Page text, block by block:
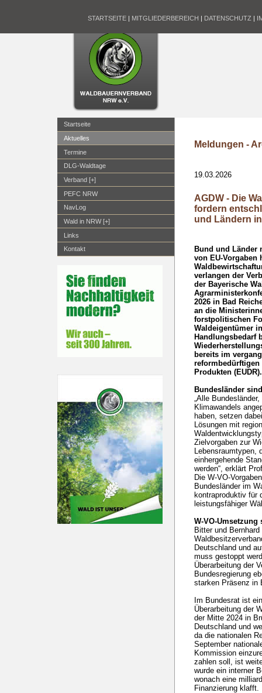
STARTSEITE | MITGLIEDERBEREICH | DATENSCHUTZ |
Startseite
Aktuelles
Termine
DLG-Waldtage
Verband [+]
PEFC NRW
NavLog
Wald in NRW [+]
Links
Kontakt
Meldungen -
19.03.2026
AGDW - Die
fordern
und Ländern
Bund und Länder
von EU-
verlangen der
der Bayerische
2026 in Bad
an die
forstpolitischen
Waldeigentümer
Handlungsbedarf
bereits im
reformbedürftigen
Produkten (EUDR).
Bundesländer
„Alle
Klimawandels
haben, setzen
Lösungen mit
Zielvorgaben zur
Lebensraumtypen,
einhergehende
werden“, erklärt
Die W-VO-
Bundesländer im
kontraproduktiv für
leistungsfähiger
W-VO-Umsetzung
Bitter und
Deutschland und
muss gestoppt
Überarbeitung der
Bundesregierung
starken Präsenz in
Im Bundesrat ist
Überarbeitung der
der Mitte 2024 in
Deutschland und
da die nationalen
September
Kommission
zahlen soll, ist
wurde ein interner
wonach eine
Finanzierung klafft.